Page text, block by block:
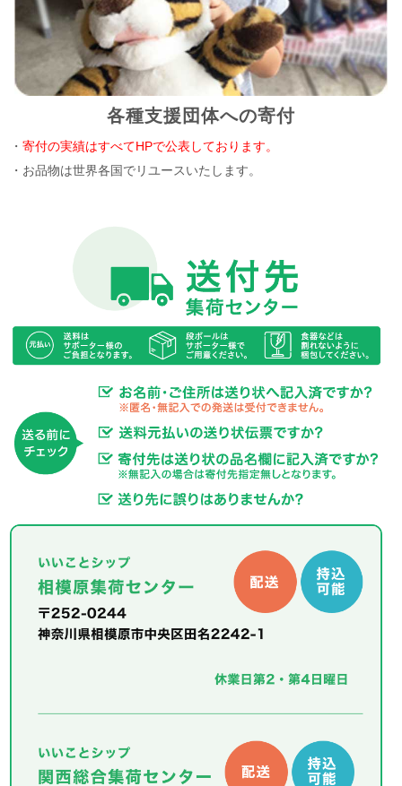
各種支援団体への寄付
寄付の実績はすべてHPで公表しております。
・お品物は世界各国でリユースいたします。